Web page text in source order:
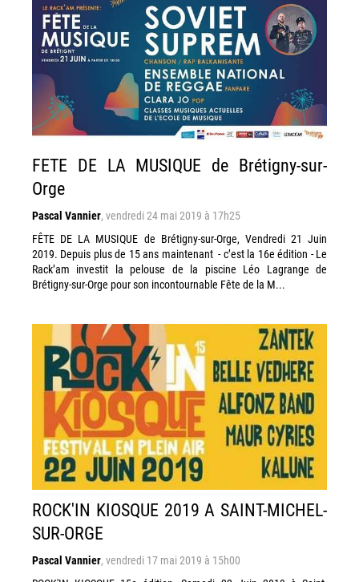
FETE DE LA MUSIQUE de Brétigny-sur-
Orge
Pascal Vannier, vendredi 24 mai 2019 à 17h25
FÊTE DE LA MUSIQUE de Brétigny-sur-Orge, Vendredi 21 Juin
2019. Depuis plus de 15 ans maintenant - c’est la 16e édition - Le
Rack’am investit la pelouse de la piscine Léo Lagrange de
Brétigny-sur-Orge pour son incontournable Fête de la M...
ROCK'IN KIOSQUE 2019 A SAINT-MICHEL-
SUR-ORGE
Pascal Vannier, vendredi 17 mai 2019 à 15h00